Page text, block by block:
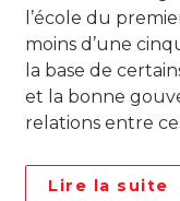
l’école du
moins d’une
la base de
et la bonne
relations entre
Lire la suite